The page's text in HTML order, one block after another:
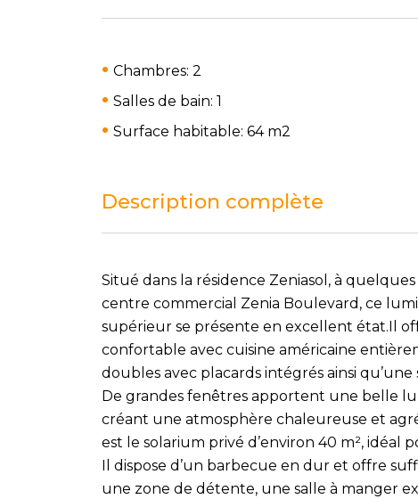
Chambres: 2
Salles de bain: 1
Surface habitable: 64 m2
Description complète
Situé dans la résidence Zeniasol, à
centre commercial Zenia Boulevard, ce
supérieur se présente en excellent état.Il
confortable avec cuisine américaine
doubles avec placards intégrés ainsi
De grandes fenêtres apportent une belle
créant une atmosphère chaleureuse et
est le solarium privé d’environ 40 m², idéal
Il dispose d’un barbecue en dur et offre
une zone de détente, une salle à manger